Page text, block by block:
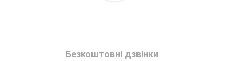
Безкоштовні дзвінки